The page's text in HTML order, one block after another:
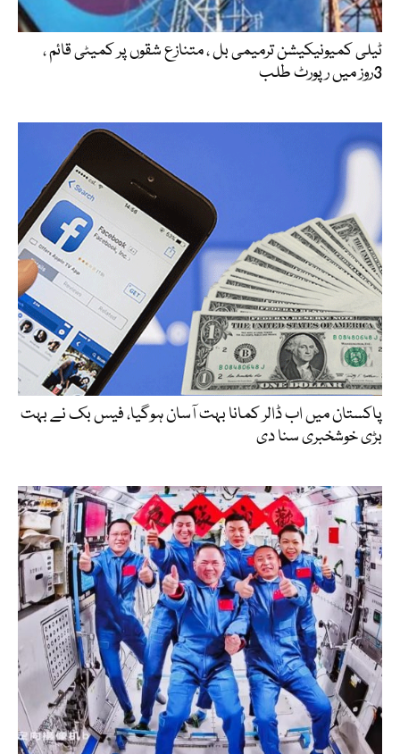
ٹیلی کمیونیکیشن ترمیمی بل ، متنازع شقوں پر کمیٹی قائم ،
3روز میں رپورٹ طلب
پاکستان میں اب ڈالر کمانا بہت آسان ہوگیا، فیس بک نے بہت
بڑی خوشخبری سنا دی